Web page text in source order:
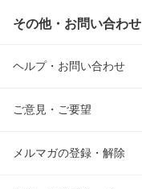
その他・お問い合わせ
ヘルプ・お問い合わせ
ご意見・ご要望
メルマガの登録・解除